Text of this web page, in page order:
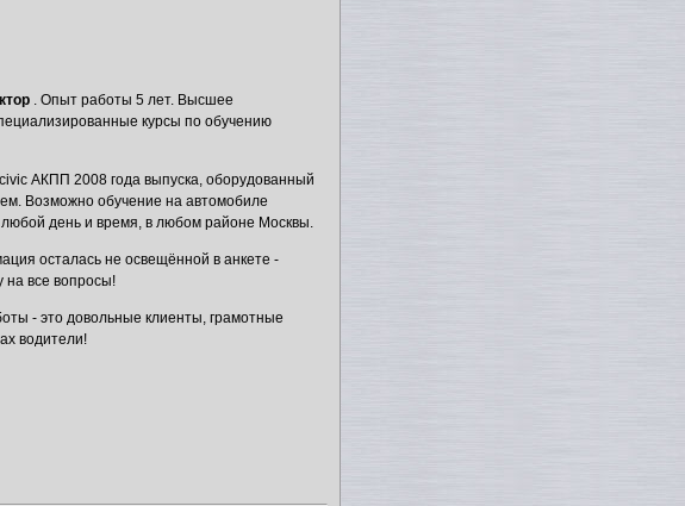
. Опыт работы 5 лет. Высшее
курсы по обучению
АКПП 2008 года выпуска, оборудованный
Возможно обучение на автомобиле
любой день и время, в любом районе Москвы.
осталась не освещённой в анкете -
на все вопросы!
- это довольные клиенты, грамотные
водители!